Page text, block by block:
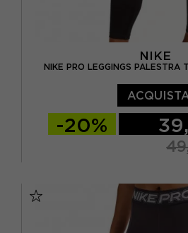
NIKE
NIKE PRO LEGGINGS PALESTRA
-20%